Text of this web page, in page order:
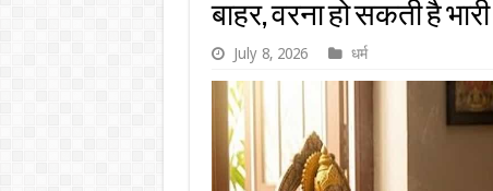
बाहर, वरना हो सकती है
July 8, 2026 धर्म